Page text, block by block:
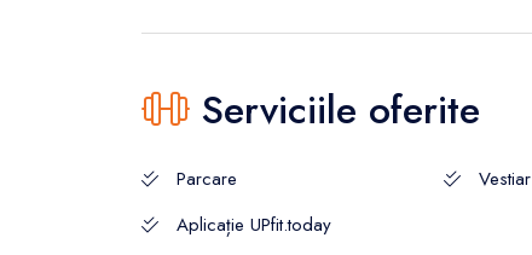
Serviciile oferite
Parcare Vestiar
Aplicație UPfit.today